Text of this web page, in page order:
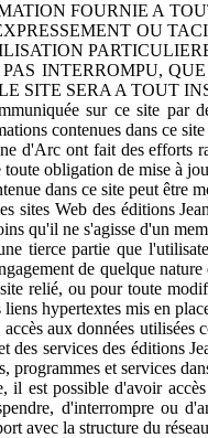
FOURNIE A
OU
PAS INTERROMPU,
SITE SERA A TOUT
sur ce site par
contenues dans ce
d'Arc ont fait des efforts
toute obligation de mise à
dans ce site peut être
sites Web des éditions
qu'il ne s'agisse d'un
tierce partie que
de quelque
relié, ou pour toute
hypertextes mis en
aux données utilisées
des services des éditions
programmes et services
il est possible d'avoir
d'interrompre ou
avec la structure du